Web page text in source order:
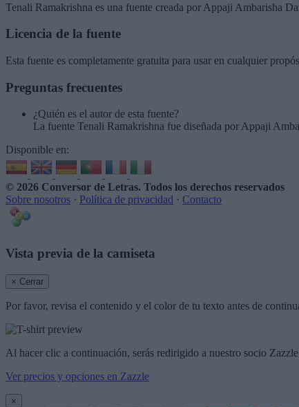
Tenali Ramakrishna es una fuente creada por Appaji Ambarisha
Licencia de la fuente
Esta fuente es completamente gratuita para usar en cualquier
Preguntas frecuentes
¿Quién es el autor de esta fuente?
La fuente Tenali Ramakrishna fue diseñada por Appaji
Disponible en:
© 2026 Conversor de Letras. Todos los derechos reservados
Sobre nosotros · Política de privacidad · Contacto
Vista previa de la camiseta
× Cerrar
Por favor, revisa el contenido y el color de tu texto antes de
Al hacer clic a continuación, serás redirigido a nuestro socio
Ver precios y opciones en Zazzle
×